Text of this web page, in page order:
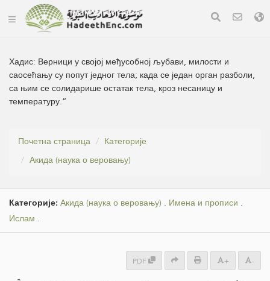
Хадис: Верници у својој међусобној љубави, милости и
саосећању су попут једног тела; када се један орган разболи,
са њим се солидарише остатак тела, кроз несаницу и
температуру.“
Почетна страница
Категорије
Акида (наука о веровању)
Категорије: Акида (наука о веровању) . Имена и прописи .
Ислам .
PDF + -